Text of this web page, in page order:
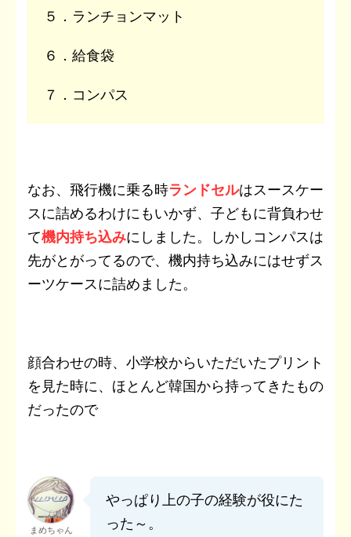
５．ランチョンマット
６．給食袋
７．コンパス
なお、飛行機に乗る時ランドセルはスースケー
スに詰めるわけにもいかず、子どもに背負わせ
て機内持ち込みにしました。しかしコンパスは
先がとがってるので、機内持ち込みにはせずス
ーツケースに詰めました。
顔合わせの時、小学校からいただいたプリント
を見た時に、ほとんど韓国から持ってきたもの
だったので
まめちゃん
やっぱり上の子の経験が役にた
った～。